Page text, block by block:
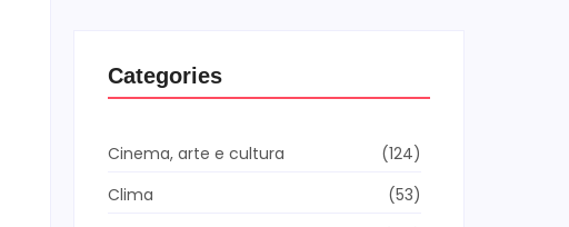
Categories
Cinema, arte e cultura
(124)
Clima
(53)